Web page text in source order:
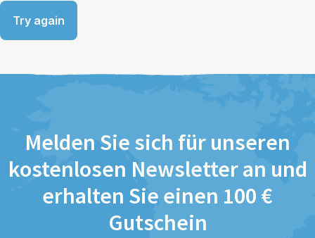
Try again
Melden Sie sich für unseren
kostenlosen Newsletter an und
erhalten Sie einen 100 €
Gutschein